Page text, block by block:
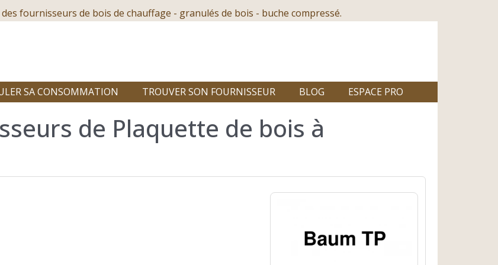
fournisseurs de bois de chauffage - granulés de bois - buche compressé.
SA CONSOMMATION TROUVER SON FOURNISSEUR BLOG ESPACE PRO
de Plaquette de bois à